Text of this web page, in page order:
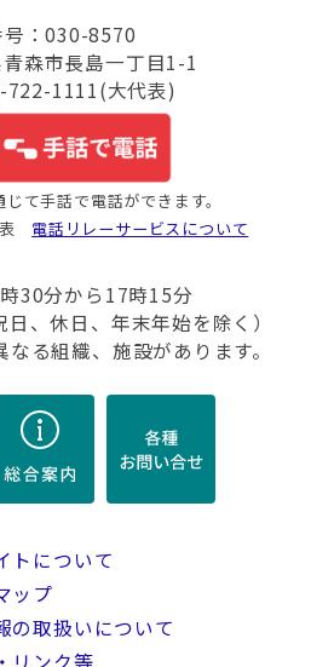
：030-8570
森市長島一丁目1-1
722-1111(大代表)
て手話で電話ができます。
電話リレーサービスについて
30分から17時15分
日、休日、年末年始を除く）
る組織、施設があります。
トについて
ップ
の取扱いについて